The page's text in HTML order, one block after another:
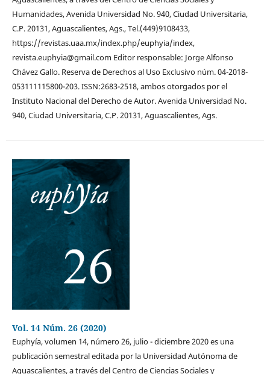
Humanidades, Avenida Universidad No. 940, Ciudad Universitaria,
C.P. 20131, Aguascalientes, Ags., Tel.(449)9108433,
https://revistas.uaa.mx/index.php/euphyia/index,
revista.euphyia@gmail.com Editor responsable: Jorge Alfonso
Chávez Gallo. Reserva de Derechos al Uso Exclusivo núm. 04-2018-
053111115800-203. ISSN:2683-2518, ambos otorgados por el
Instituto Nacional del Derecho de Autor. Avenida Universidad No.
940, Ciudad Universitaria, C.P. 20131, Aguascalientes, Ags.
Vol. 14 Núm. 26 (2020)
Euphyía, volumen 14, número 26, julio - diciembre 2020 es una
publicación semestral editada por la Universidad Autónoma de
Aguascalientes, a través del Centro de Ciencias Sociales y